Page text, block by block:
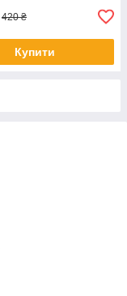
420 ₴
Купити